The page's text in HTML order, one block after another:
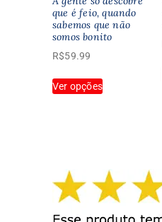
produto
que é feio, quando
sabemos que não
somos bonito
R$59.99
Ver opçõesproduto
opções
podem
ser
escolhidas